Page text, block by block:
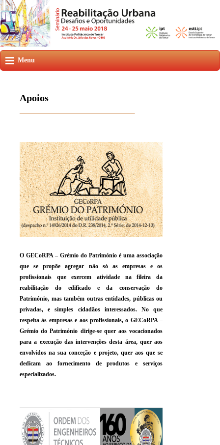
Menu
Apoios
O GECoRPA – Grémio do Património é uma associação
que se propõe agregar não só as empresas e os
profissionais que exercem atividade na fileira da
reabilitação do edificado e da conservação do
Património, mas também outras entidades, públicas ou
privadas, e simples cidadãos interessados. No que
respeita às empresas e aos profissionais, o GECoRPA –
Grémio do Património dirige-se quer aos vocacionados
para a execução das intervenções desta área, quer aos
envolvidos na sua conceção e projeto, quer aos que se
dedicam ao fornecimento de produtos e serviços
especializados.